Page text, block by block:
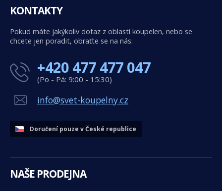
KONTAKTY
Pokud máte jakýkoliv dotaz z oblasti koupelen, nebo se
chcete jen poradit, obraťte se na nás:
+420 477 477 047
(Po - Pá: 9:00 - 15:30)
info@svet-koupelny.cz
Doručení pouze v České republice
NAŠE PRODEJNA